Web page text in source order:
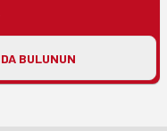
BULUNUN